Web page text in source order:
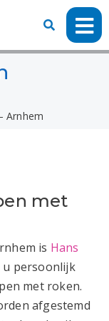
Arnhem
met
is Hans
u persoonlijk
met roken.
afgestemd